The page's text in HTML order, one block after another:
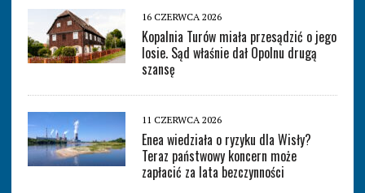
16 CZERWCA 2026
Kopalnia Turów miała przesądzić o jego
losie. Sąd właśnie dał Opolnu drugą
szansę
11 CZERWCA 2026
Enea wiedziała o ryzyku dla Wisły?
Teraz państwowy koncern może
zapłacić za lata bezczynności